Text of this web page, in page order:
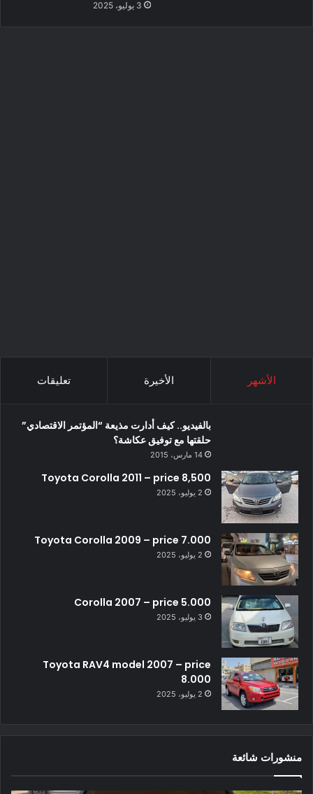
3 يوليو، 2025
الأشهر الأخيرة تعليقات
بالفيديو.. كيف أدارت مذيعة “المؤتمر الاقتصادي”
حلقتها مع توفيق عكاشة؟
14 مارس، 2015
Toyota Corolla 2011 – price 8,500
2 يوليو، 2025
Toyota Corolla 2009 – price 7.000
2 يوليو، 2025
Corolla 2007 – price 5.000
3 يوليو، 2025
Toyota RAV4 model 2007 – price
8.000
2 يوليو، 2025
منشورات شائعة